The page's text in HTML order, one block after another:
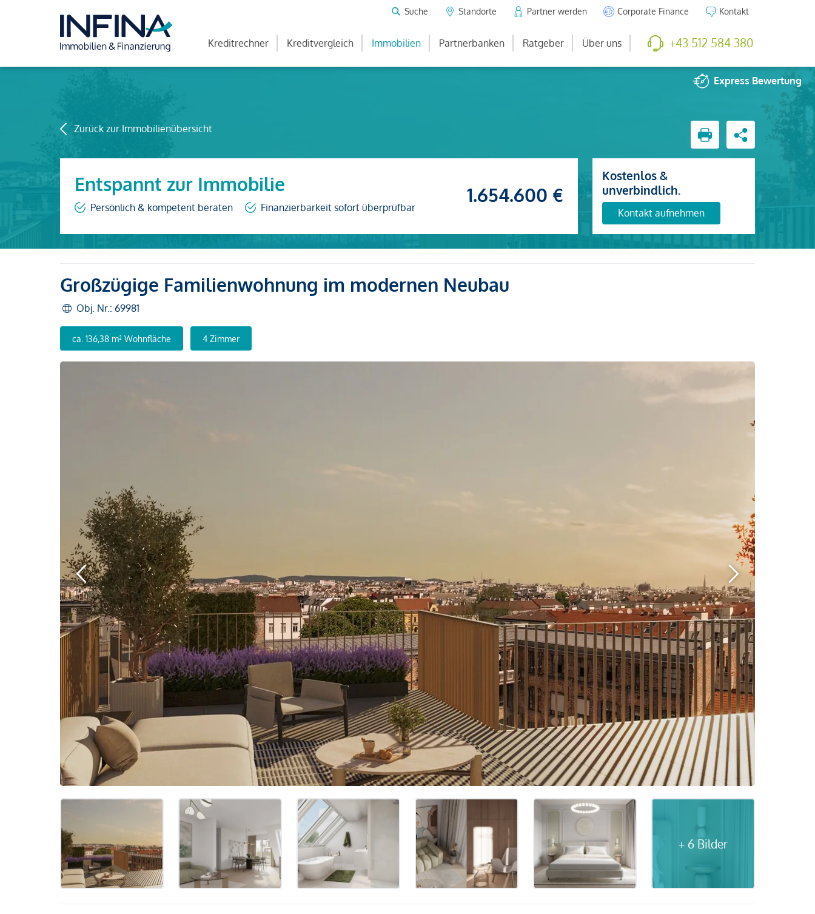
Suche Standorte Partner werden Corporate Finance Kontakt
Kreditrechner Kreditvergleich Immobilien Partnerbanken Ratgeber Über uns +43 512 584 380
Express Bewertung
Zurück zur Immobilienübersicht
Entspannt zur Immobilie
Persönlich & kompetent beraten Finanzierbarkeit sofort überprüfbar
1.654.600 €
Kostenlos &
unverbindlich.
Kontakt aufnehmen
+ 6 Bilder
Großzügige Familienwohnung im modernen Neubau
Obj. Nr.: 69981
ca. 136,38 m² Wohnfläche 4 Zimmer